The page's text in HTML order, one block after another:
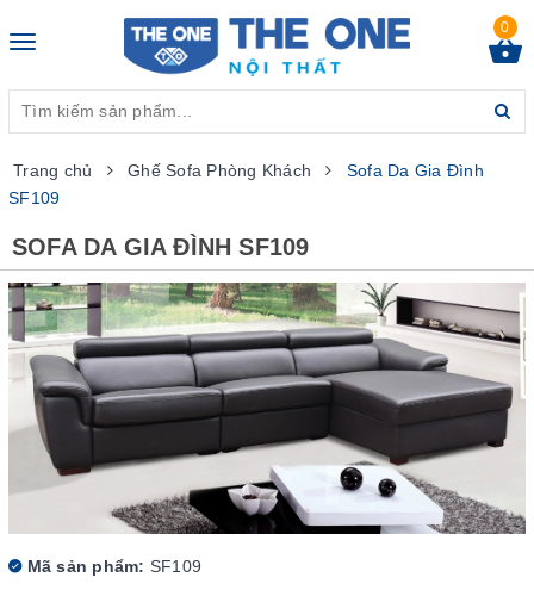
Toggle
0
Trang chủ Ghế Sofa Phòng Khách
Sofa Da Gia Đình
SF109
SOFA DA GIA ĐÌNH SF109
Mã sản phẩm: SF109